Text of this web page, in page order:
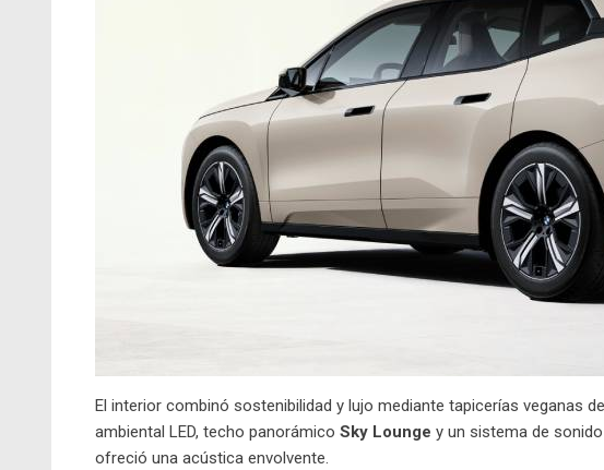
El interior combinó sostenibilidad y lujo mediante tapicerías veganas
ambiental LED, techo panorámico Sky Lounge y un sistema de sonido
ofreció una acústica envolvente.